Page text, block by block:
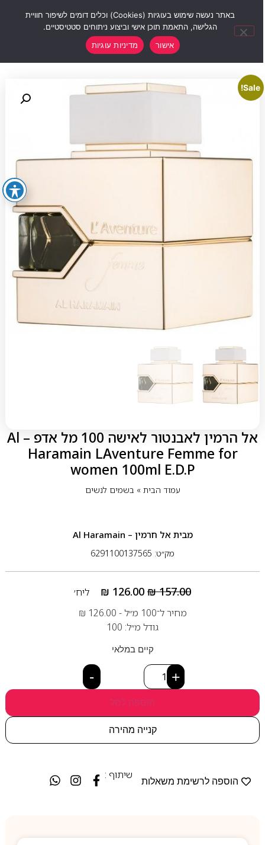
Sale!
אל הרמין לאבנטור לאישה 100 מל אדפ – Al
Haramain LAventure Femme for
women 100ml E.D.P
עמוד הבית» בשמים לנשים
מבית אל חרמין – Al Haramain
מק״ט: 6291100137565
₪157.00
₪ 126.00
ליח׳
מחיר ל־100 מ״ל -
₪ 126.00
גודל מ״ל: 100
קיים במלאי
- +
הוספה לסל
קנייה מהירה
הוספה לרשימת משאלות
שיתוף :
באתר נעשה שימוש בעוגיות (Cookies) וכלים דומים לשיפור חוויית
הגלישה, התאמת תוכן אישי וביצוע ניתוחים סטטיסטיים.
אישור
מדיניות עוגיות